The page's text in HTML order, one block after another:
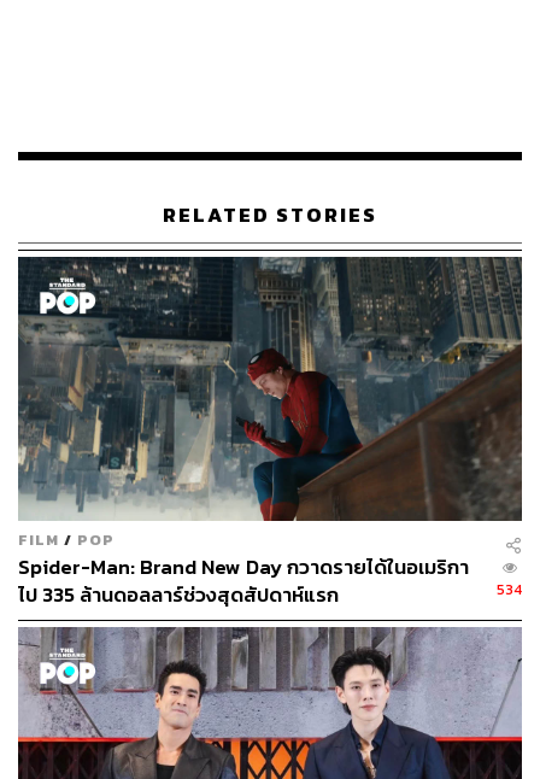
พัฒนารายการซูเปอร์ฮีโร่เข้ามาฉายในแพลตฟอร์ม Disney+
โดยรูปแบบของการให้สมัครสมาชิกพิสูจน์ให้เห็นถึงความ
แตกต่างถึงที่มาของรายได้โดยตรงถ้าเทียบกับการรับชมสื่อ
ทางทีวีแบบดั้งเดิมที่มีรายได้หลักจากการโฆษณา แต่ก็ต้อง
ยอมรับว่ากลยุทธ์ที่บริษัทสื่อพึ่งมากันมานานคือเรื่องของการ
ผลิตเนื้อหาป้อนไปยังแพลตฟอร์มออนไลน์หรือสตรีมมิง ซึ่ง
สามารถทำกำไรได้เป็นอย่างดี
ถึงกระนั้นนักแสดงและนักเขียนต่างเห็นตรงกันว่า การผลิตสู่
รูปแบบสตรีมมิงทำให้ซีรีส์แต่ละเรื่องมีระยะเวลาสั้นลง แต่
ช่วงเวลาแต่ละเรื่องกลับนานขึ้น ตลอดจนการนำปัญญา
ประดิษฐ์ หรือ AI (Artificial Intelligence) มาใช้ในการถ่ายทำ
ส่งผลให้นักแสดงมีงานน้อยลง และทำให้ค่าจ้างลดลงตามไป
ด้วย
ทำให้เห็นว่าในช่วง 5 เดือนที่ผ่านมา การรวมตัวประท้วงของ
นักแสดงส่งผลให้รายการทีวี ซีรีส์ และภาพยนตร์เกือบทุก
เรื่องในสหรัฐอเมริกาที่ยังไม่ปิดกล้องต้องหยุดชะงัก รวมถึง
ภาพยนตร์บางเรื่องก็ต้องเลื่อนฉายออกไปอย่างไม่มีกำหนด
RELATED STORIES
FILM / POP
Spider-Man: Brand New Day กวาดรายได้ในอเมริกา
ไป 335 ล้านดอลลาร์ช่วงสุดสัปดาห์แรก
534